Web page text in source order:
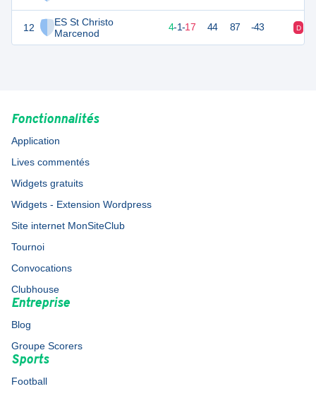
12
ES St Christo
Marcenod
4-1-17 44 87 -43 D
Fonctionnalités
Application
Lives commentés
Widgets gratuits
Widgets - Extension Wordpress
Site internet MonSiteClub
Tournoi
Convocations
Clubhouse
Entreprise
Blog
Groupe Scorers
Sports
Football